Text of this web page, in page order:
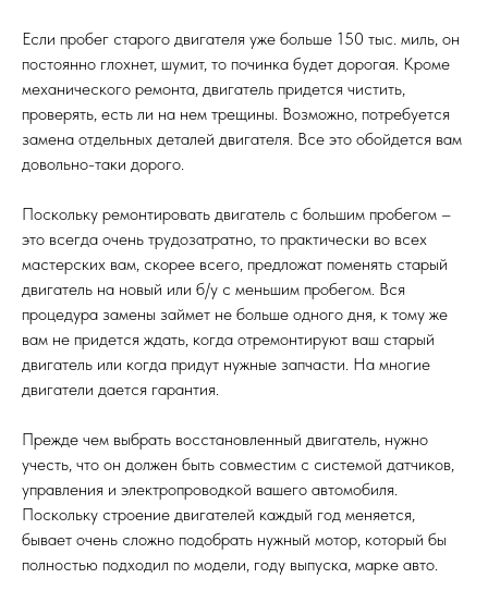
Если пробег старого двигателя уже больше 150 тыс. миль, он
постоянно глохнет, шумит, то починка будет дорогая. Кроме
механического ремонта, двигатель придется чистить,
проверять, есть ли на нем трещины. Возможно, потребуется
замена отдельных деталей двигателя. Все это обойдется вам
довольно-таки дорого.
Поскольку ремонтировать двигатель с большим пробегом –
это всегда очень трудозатратно, то практически во всех
мастерских вам, скорее всего, предложат поменять старый
двигатель на новый или б/у с меньшим пробегом. Вся
процедура замены займет не больше одного дня, к тому же
вам не придется ждать, когда отремонтируют ваш старый
двигатель или когда придут нужные запчасти. На многие
двигатели дается гарантия.
Прежде чем выбрать восстановленный двигатель, нужно
учесть, что он должен быть совместим с системой датчиков,
управления и электропроводкой вашего автомобиля.
Поскольку строение двигателей каждый год меняется,
бывает очень сложно подобрать нужный мотор, который бы
полностью подходил по модели, году выпуска, марке авто.